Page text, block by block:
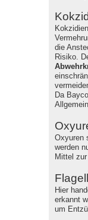
die
Risiko.
Da
Oxyuren
werden
Mittel
Hier
erkannt
um